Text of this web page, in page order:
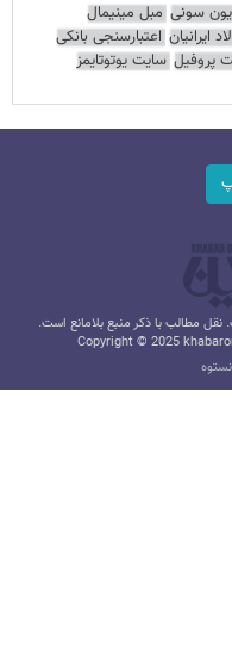
سونی مبل مینیمال
ایرانیان اعتبارسنجی بانکی
پروفیل سایت یوتوتایمز
مطالب با ذکر منبع بلامانع است.
Copyright © 2025